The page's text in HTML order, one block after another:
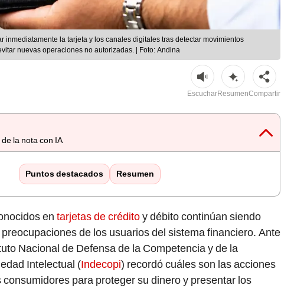
inmediatamente la tarjeta y los canales digitales tras detectar movimientos
nuevas operaciones no autorizadas. | Foto: Andina
EscucharResumenCompartir
la nota con IA
Puntos destacados Resumen
en tarjetas de créditoy débito continúan siendo
de los usuarios del sistema financiero. Ante
Nacional de Defensa de la Competencia y de la
Intelectual (Indecopi) recordó cuáles son las acciones
para proteger su dinero y presentar los